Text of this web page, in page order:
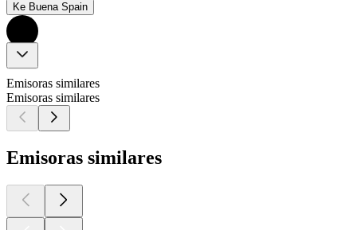
Ke Buena Spain
Emisoras similares
Emisoras similares
Emisoras similares